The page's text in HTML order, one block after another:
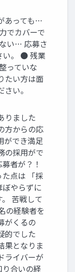
あっても…
でカバーで
い… 応募さ
い。 ● 残業
っていな
たい方は面
い。
りました
方からの応
ができ満足
の採用がで
者が？！
点は 「採
やらずに
苦戦して
の経験者を
がくるの
的でした
果となりま
ライバーが
合いの経